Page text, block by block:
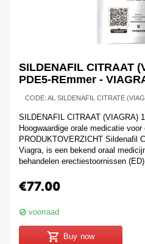
SILDENAFIL CITRAAT
PDE5-REmmer -
CODE: AL SILDENAFIL CITRATE
SILDENAFIL CITRAAT (VIAGRA)
Hoogwaardige orale medicatie
PRODUKTOVERZICHT Sildenafil
Viagra, is een bekend oraal
behandelen erectiestoornissen
€77.00
voorraad
Buy now